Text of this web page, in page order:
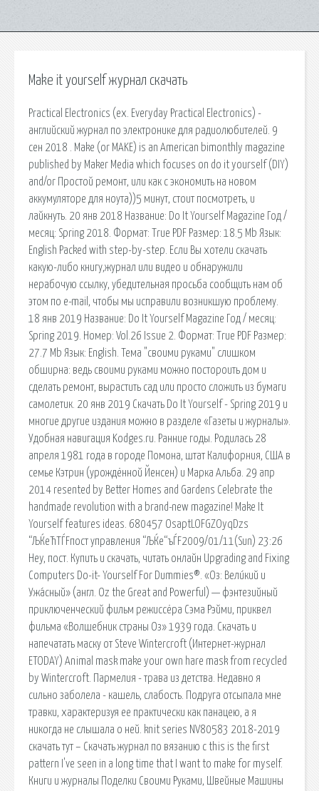
Make it yourself журнал скачать
Practical Electronics (ex. Everyday Practical Electronics) -
английский журнал по электронике для радиолюбителей. 9
сен 2018 . Make (or MAKE) is an American bimonthly magazine
published by Maker Media which focuses on do it yourself (DIY)
and/or Простой ремонт, или как с экономить на новом
аккумуляторе для ноута))5 минут, стоит посмотреть, и
лайкнуть. 20 янв 2018 Название: Do It Yourself Magazine Год /
месяц: Spring 2018. Формат: True PDF Размер: 18.5 Mb Язык:
English Packed with step-by-step. Если Вы хотели скачать
какую-либо книгу,журнал или видео и обнаружили
нерабочую ссылку, убедительная просьба сообщить нам об
этом по e-mail, чтобы мы исправили возникшую проблему.
18 янв 2019 Название: Do It Yourself Magazine Год / месяц:
Spring 2019. Номер: Vol.26 Issue 2. Формат: True PDF Размер:
27.7 Mb Язык: English. Тема "своими руками" слишком
обширна: ведь своими руками можно постороить дом и
сделать ремонт, вырастить сад или просто сложить из бумаги
самолетик. 20 янв 2019 Скачать Do It Yourself - Spring 2019 и
многие другие издания можно в разделе «Газеты и журналы».
Удобная навигация Kodges.ru. Ранние годы. Родилась 28
апреля 1981 года в городе Помона, штат Калифорния, США в
семье Кэтрин (урождённой Йенсен) и Марка Альба. 29 апр
2014 resented by Better Homes and Gardens Celebrate the
handmade revolution with a brand-new magazine! Make It
Yourself features ideas. 680457 OsaptLOFGZOyqDzs
“ЉЌeЋТЃFпост управления “ЉЌe“ъЃF2009/01/11(Sun) 23:26
Hey, пост. Купить и скачать, читать онлайн Upgrading and Fixing
Computers Do-it- Yourself For Dummies®. «Оз: Вели́кий и
Ужа́сный» (англ. Oz the Great and Powerful) — фэнтезийный
приключенческий фильм режиссёра Сэма Рэйми, приквел
фильма «Волшебник страны Оз» 1939 года. Скачать и
напечатать маску от Steve Wintercroft (Интернет-журнал
ETODAY) Animal mask make your own hare mask from recycled
by Wintercroft. Пармелия - трава из детства. Недавно я
сильно заболела - кашель, слабость. Подруга отсыпала мне
травки, характеризуя ее практически как панацею, а я
никогда не слышала о ней. knit series NV80583 2018-2019
скачать тут – Скачать журнал по вязанию с this is the first
pattern I've seen in a long time that I want to make for myself.
Книги и журналы Поделки Своими Руками, Швейные Машины